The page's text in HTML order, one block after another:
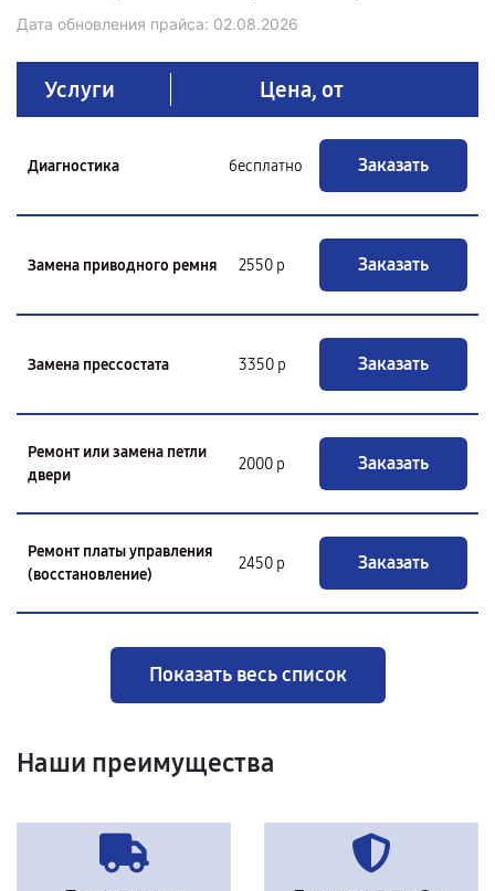
Дата обновления прайса: 02.08.2026
Услуги Цена, от
Диагностика бесплатно Заказать
Замена приводного ремня 2550 р Заказать
Замена прессостата 3350 р Заказать
Ремонт или замена петли
двери
2000 р Заказать
Ремонт платы управления
(восстановление)
2450 р Заказать
Показать весь список
Наши преимущества